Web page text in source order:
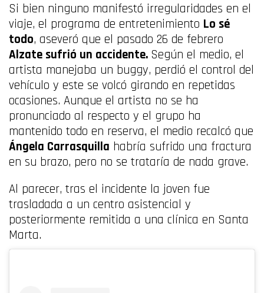
Si bien ninguno manifestó irregularidades en el
viaje, el programa de entretenimiento Lo sé
todo, aseveró que el pasado 26 de febrero
Alzate sufrió un accidente. Según el medio, el
artista manejaba un buggy, perdió el control del
vehículo y este se volcó girando en repetidas
ocasiones. Aunque el artista no se ha
pronunciado al respecto y el grupo ha
mantenido todo en reserva, el medio recalcó que
Ángela Carrasquilla habría sufrido una fractura
en su brazo, pero no se trataría de nada grave.
Al parecer, tras el incidente la joven fue
trasladada a un centro asistencial y
posteriormente remitida a una clínica en Santa
Marta.